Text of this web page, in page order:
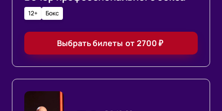
12+ Бокс
Выбрать билеты от2700₽